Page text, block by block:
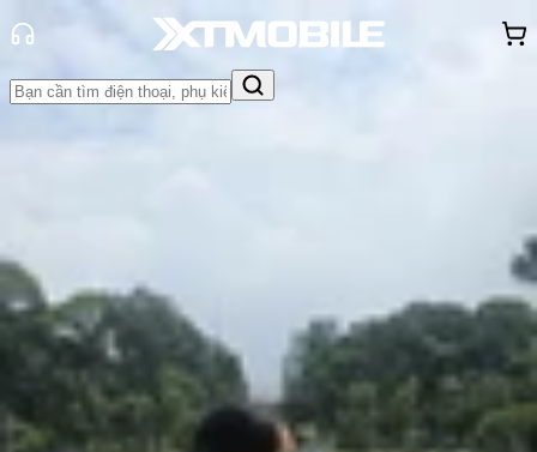
mãi
hàng - Sự kiện
So sánh OPPO Reno16 F vs HONOR
600: HONOR có thực sự "đè bẹp"
đối thủ?